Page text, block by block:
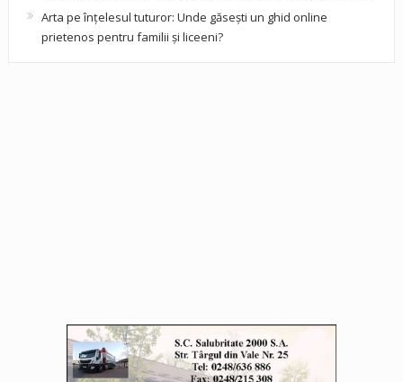
Arta pe înțelesul tuturor: Unde găsești un ghid online
prietenos pentru familii și liceeni?